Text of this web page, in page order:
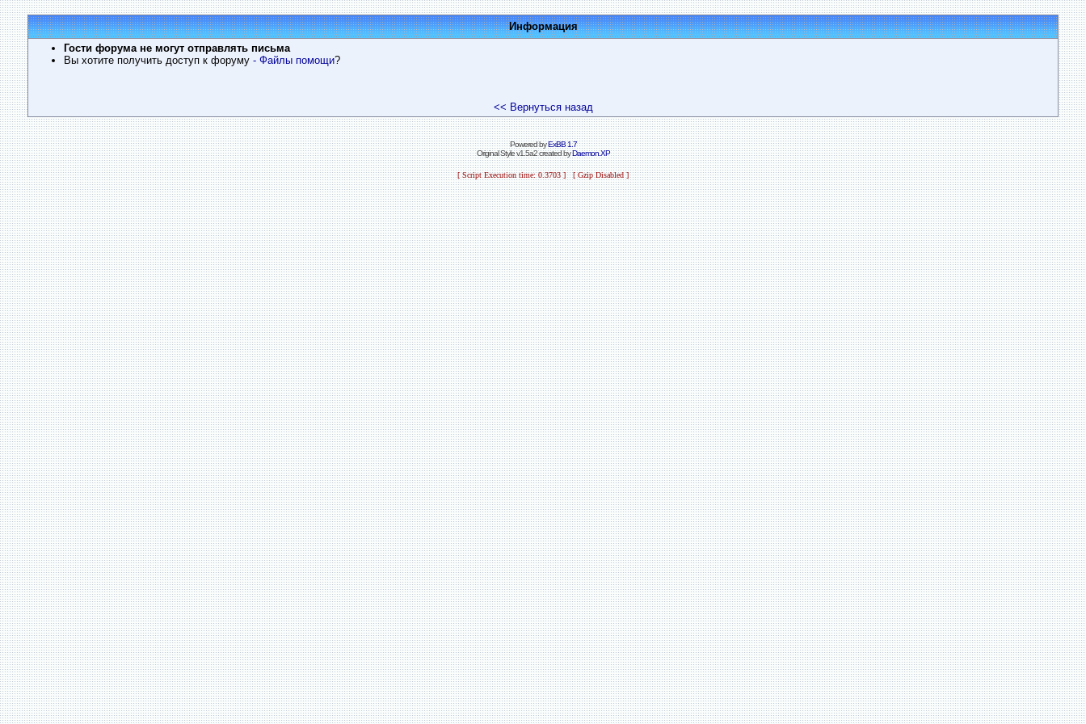
Информация
Гости форума не могут отправлять письма
Вы хотите получить доступ к форуму - Файлы помощи?
<< Вернуться назад
Powered byExBB 1.7
Original Style v1.5a2 created byDaemon.XP
[ Script Execution time: 0.3703 ] [ Gzip Disabled ]